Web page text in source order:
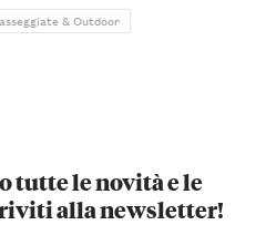
& Outdoor
tutte le novità e le
alla newsletter!